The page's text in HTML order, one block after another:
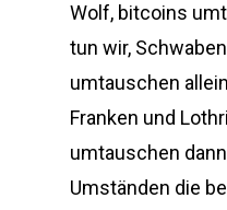
Wolf, bitcoins
tun wir,
umtauschen
Franken und
umtauschen
Umständen die